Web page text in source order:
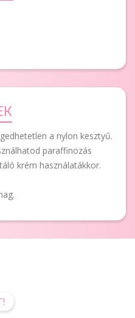
a nylon kesztyű.
paraffinozás
krém használatákkor.